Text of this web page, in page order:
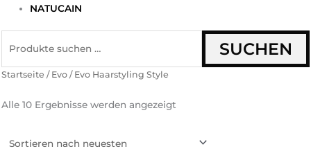
NATUCAIN
SUCHEN
Startseite / Evo / Evo Haarstyling Style
Alle 10 Ergebnisse werden angezeigt